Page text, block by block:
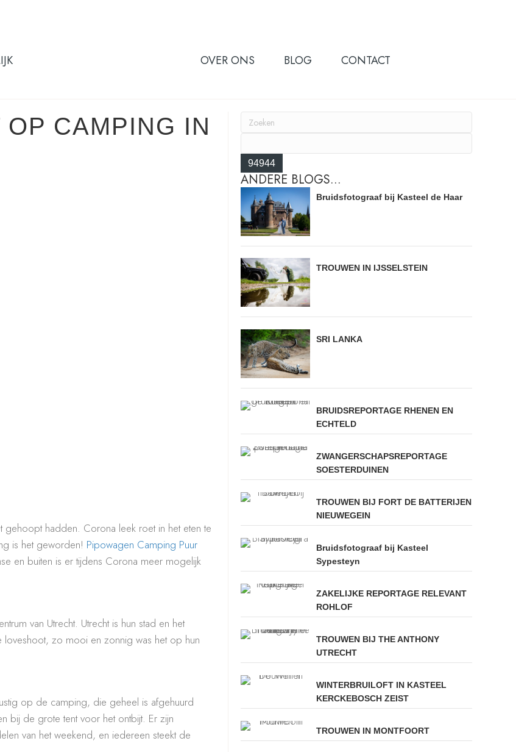
OVER ONS BLOG CONTACT
CAMPING IN
hadden. Corona leek roet in het eten te
is het geworden! Pipowagen Camping Puur
en buiten is er tijdens Corona meer mogelijk
van Utrecht. Utrecht is hun stad en het
loveshoot, zo mooi en zonnig was het op hun
op de camping, die geheel is afgehuurd
bij de grote tent voor het ontbijt. Er zijn
van het weekend, en iedereen steekt de
ANDERE BLOGS...
Bruidsfotograaf bij Kasteel de Haar
TROUWEN IN IJSSELSTEIN
SRI LANKA
BRUIDSREPORTAGE RHENEN EN
ECHTELD
ZWANGERSCHAPSREPORTAGE
SOESTERDUINEN
TROUWEN BIJ FORT DE BATTERIJEN
NIEUWEGEIN
Bruidsfotograaf bij Kasteel
Sypesteyn
ZAKELIJKE REPORTAGE RELEVANT
ROHLOF
TROUWEN BIJ THE ANTHONY
UTRECHT
WINTERBRUILOFT IN KASTEEL
KERCKEBOSCH ZEIST
TROUWEN IN MONTFOORT